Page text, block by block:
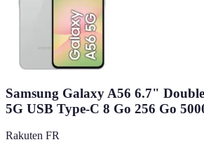
Samsung Galaxy A56 6.7"
5G USB Type-C 8 Go 256 Go
Rakuten FR